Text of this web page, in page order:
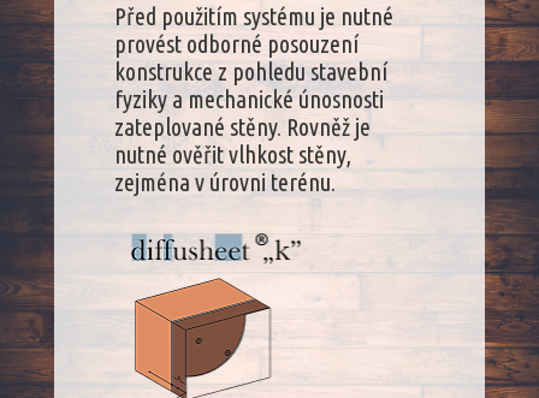
Před použitím systému je nutné
provést odborné posouzení
konstrukce z pohledu stavební
fyziky a mechanické únosnosti
zateplované stěny. Rovněž je
nutné ověřit vlhkost stěny,
zejména v úrovni terénu.